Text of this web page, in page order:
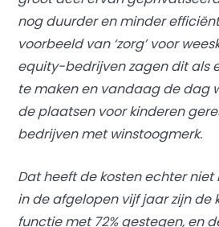
nog duurder en minder
voorbeeld van ‘zorg’ voor
equity-bedrijven zagen dit als
te maken en vandaag de dag
de plaatsen voor kinderen
bedrijven met winstoogmerk.
Dat heeft de kosten echter
in de afgelopen vijf jaar zijn de
functie met 72% gestegen, en